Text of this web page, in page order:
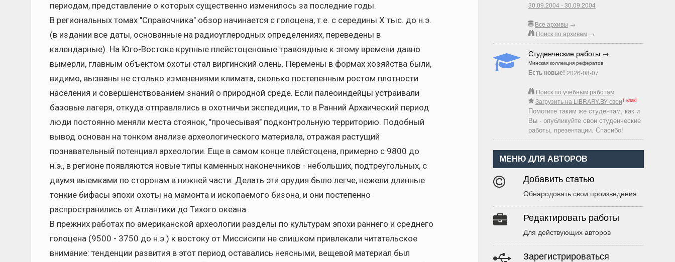
30.09.2004 - 30.09.2004
Все архивы →
Поиск по архивам →
Студенческие работы →
Минская коллекция рефератов
Есть новые! 2026-08-07
Поиск по учебным работам
Загрузить на LIBRARY.BY свои1 клик!
Помогите таким же студентам, как и
Вы - опубликуйте свои студенческие
работы, презентации. Спасибо!
МЕНЮ ДЛЯ АВТОРОВ
Добавить статью
Обнародовать свои произведения
Редактировать работы
Для действующих авторов
Зарегистрироваться
периодам, представление о которых существенно изменилось за последние годы.
В региональных томах "Справочника" обзор начинается с голоцена, т.е. с середины X тыс. до н.э.
(в издании все даты, основанные на радиоуглеродных определениях, переведены в
календарные). На Юго-Востоке крупные плейстоценовые травоядные к этому времени давно
вымерли, главным объектом охоты стал виргинский олень. Перемены в формах хозяйства были,
видимо, вызваны не столько изменениями климата, сколько постепенным ростом плотности
населения и совершенствованием знаний о природной среде. Если палеоиндейцы устраивали
базовые лагеря, откуда отправлялись в охотничьи экспедиции, то в Ранний Архаический период
люди постоянно меняли места стоянок, "прочесывая" подконтрольную территорию. Подобный
вывод основан на тонком анализе археологического материала, отражая растущий
познавательный потенциал археологии. Еще в самом конце плейстоцена, примерно с 9800 до
н.э., в регионе появляются новые типы каменных наконечников - небольших, подтреугольных, с
двумя выемками по сторонам в нижней части. Делать эти орудия было легче, нежели длинные
тонкие бифасы эпохи охоты на мамонта и ископаемого бизона, и они постепенно
распространились от Атлантики до Тихого океана.
В прежних работах по американской археологии разделы по культурам эпохи раннего и среднего
голоцена (9500 - 3750 до н.э.) к востоку от Миссисипи не слишком привлекали читательское
внимание: тенденции развития в этот период оставались неясными, вещевой материал был